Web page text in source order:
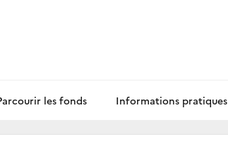
les fonds Informations pratiques